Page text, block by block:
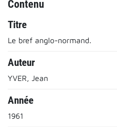
Contenu
Titre
Le bref anglo-normand.
Auteur
YVER, Jean
Année
1961